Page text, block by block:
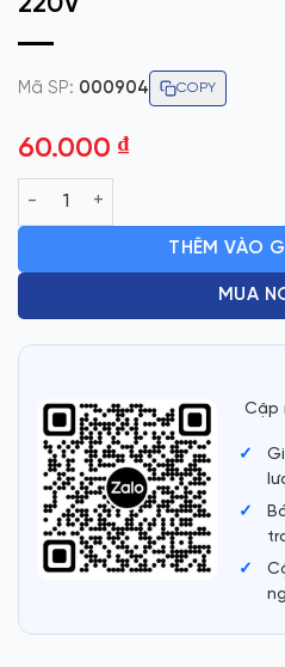
Mã SP: 000904 COPY
60.000 ₫
ĐÈN LED 7 MÀU PARTY LIGHT
THÊM VÀO
MUA
Cập